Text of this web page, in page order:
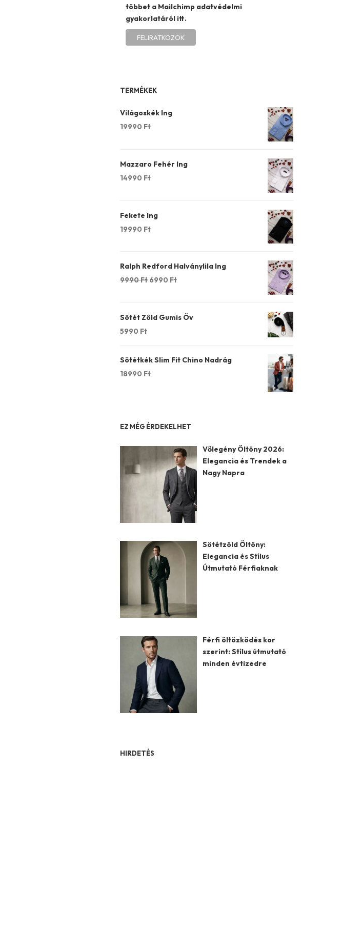
többet a Mailchimp adatvédelmi
gyakorlatáról itt.
TERMÉKEK
Világoskék Ing
19990 Ft
Mazzaro Fehér Ing
14990 Ft
Fekete Ing
19990 Ft
Ralph Redford Halványlila Ing
9990Ft Original
9990 Ft.
6990 FtCurrent
6990 Ft.
Sötét Zöld Gumis Öv
5990 Ft
Sötétkék Slim Fit Chino Nadrág
18990 Ft
EZ MÉG ÉRDEKELHET
Vőlegény Öltöny 2026:
Elegancia és Trendek a
Nagy Napra
Sötétzöld Öltöny:
Elegancia és Stílus
Útmutató Férfiaknak
Férfi öltözködés kor
szerint: Stílus útmutató
minden évtizedre
HIRDETÉS